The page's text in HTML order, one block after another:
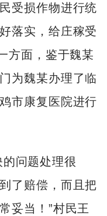
受损作物进行统
落实，给庄稼受
方面，鉴于魏某
为魏某办理了临
市康复医院进行
问题处理很
了赔偿，而且把
妥当！”村民王